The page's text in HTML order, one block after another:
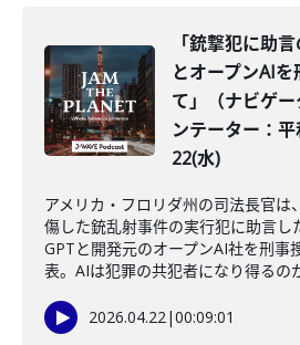
「銃撃犯に助
とオープンAI
て」（ナビゲ
ンテーター：
22(水)
アメリカ・フロリダ州の司法長官は
傷した銃乱射事件の実行犯に助言し
GPTと開発元のオープンAI社を刑事
表。AIは犯罪の共犯者になり得るの
2026.04.22|00:09:01